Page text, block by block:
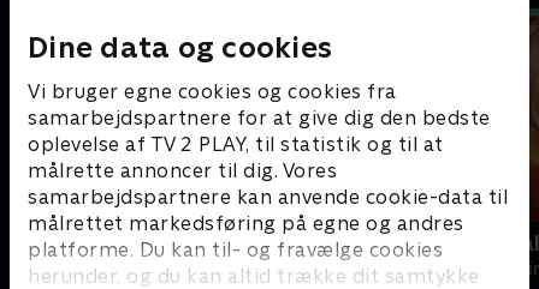
Dine data og cookies
Vi bruger egne cookies og cookies fra
samarbejdspartnere for at give dig den bedste
oplevelse af TV 2 PLAY, til statistik og til at
målrette annoncer til dig. Vores
samarbejdspartnere kan anvende cookie-data til
målrettet markedsføring på egne og andres
platforme. Du kan til- og fravælge cookies
herunder, og du kan altid trække dit samtykke
Hudson og Rex
Krimi & Spænding • 8 sæsoner
Mord på
Krimi &